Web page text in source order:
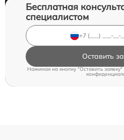
Бесплатная
специалистом
Оставить
Нажимая на кнопку "Оставить